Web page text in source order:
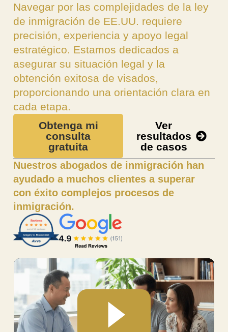
Navegar por las complejidades de la ley
de inmigración de EE.UU. requiere
precisión, experiencia y apoyo legal
estratégico. Estamos dedicados a
asegurar su situación legal y la
obtención exitosa de visados,
proporcionando una orientación clara en
cada etapa.
Obtenga mi
consulta
gratuita
Ver
resultados
de casos
Nuestros abogados de inmigración han
ayudado a muchos clientes a superar
con éxito complejos procesos de
inmigración.